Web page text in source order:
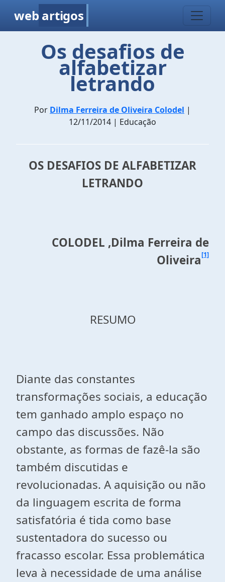
web artigos
Os desafios de
alfabetizar
letrando
Por Dilma Ferreira de Oliveira Colodel |
12/11/2014 | Educação
OS DESAFIOS DE ALFABETIZAR
LETRANDO
COLODEL ,Dilma Ferreira de
Oliveira[1]
RESUMO
Diante das constantes
transformações sociais, a educação
tem ganhado amplo espaço no
campo das discussões. Não
obstante, as formas de fazê-la são
também discutidas e
revolucionadas. A aquisição ou não
da linguagem escrita de forma
satisfatória é tida como base
sustentadora do sucesso ou
fracasso escolar. Essa problemática
leva à necessidade de uma análise